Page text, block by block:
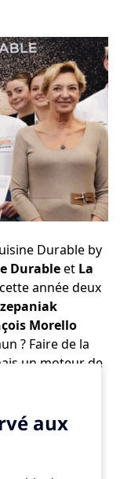
Durable by
Durableet La
année deux
Morello
? Faire de la
un moteur de
têtes
cette
Têtedoie,